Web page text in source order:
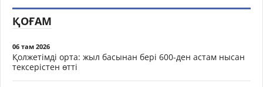
ҚОҒАМ
06 там 2026
Қолжетімді орта: жыл басынан бері 600-ден астам нысан
тексерістен өтті